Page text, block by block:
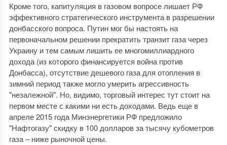
Кроме того, капитуляция в газовом вопросе лишает РФ
эффективного стратегического инструмента в разрешении
донбасского вопроса. Путин мог бы настоять на
первоначальном решении прекратить транзит газа через
Украину и тем самым лишить ее многомиллиардного
дохода (из которого финансируется война против
Донбасса), отсутствие дешевого газа для отопления в
зимний период также могло умерить агрессивность
"незалежной". Но, видимо, торговый интерес тут стоит на
первом месте с какими ни есть доходами. Ведь еще в
апреле 2015 года Минэнергетики РФ предложило
"Нафтогазу" скидку в 100 долларов за тысячу кубометров
газа ‒ ниже рыночной цены.